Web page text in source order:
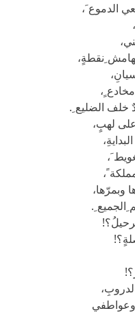
الدموع َ،
ِنقطةٍ،
ٍ،
خلف الضليع ِ.
لهبٍ،
َ،
ً،
وبمرّها،
ِالجميع ِ.